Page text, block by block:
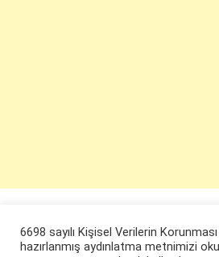
6698 sayılı Kişisel Verilerin
hazırlanmış aydınlatma metnimizi